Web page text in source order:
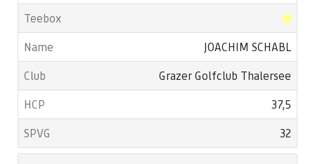
JOACHIM SCHABL
Grazer Golfclub Thalersee
37,5
32